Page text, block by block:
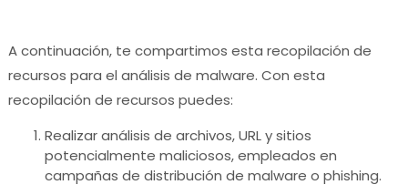
A continuación, te compartimos esta recopilación de
recursos para el análisis de malware. Con esta
recopilación de recursos puedes:
Realizar análisis de archivos, URL y sitios
potencialmente maliciosos, empleados en
campañas de distribución de malware o phishing.